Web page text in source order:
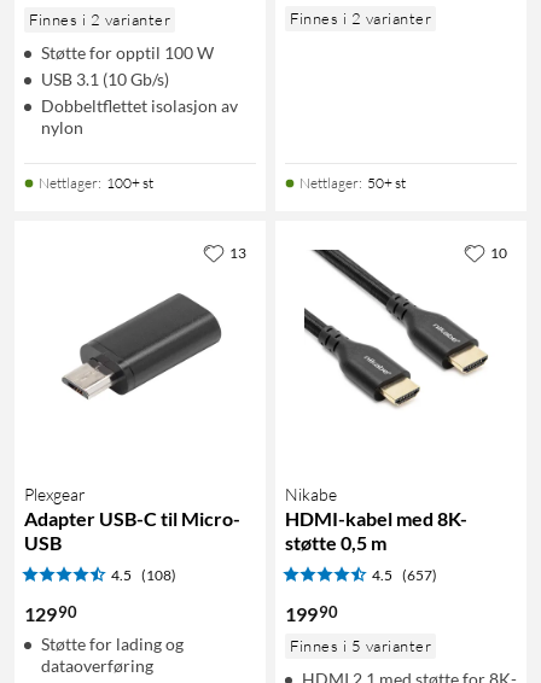
Finnes i 2 varianter
Støtte for opptil 100 W
USB 3.1 (10 Gb/s)
Dobbeltflettet isolasjon av
nylon
Nettlager: 100+ st
Finnes i 2 varianter
Nettlager: 50+ st
Plexgear
Adapter USB-C til Micro-
USB
4.5 (108)
12990
Støtte for lading og
dataoverføring
13
Nikabe
HDMI-kabel med 8K-
støtte 0,5 m
4.5 (657)
19990
Finnes i 5 varianter
HDMI 2.1 med støtte for 8K-
10